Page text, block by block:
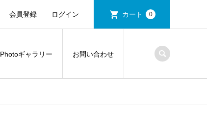
会員登録 ログイン カート 0
Photoギャラリー お問い合わせ